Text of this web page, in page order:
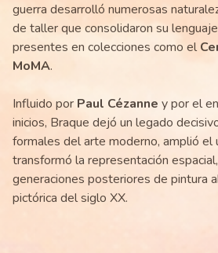
guerra desarrolló numerosas
de taller que consolidaron su
presentes en colecciones como el
MoMA.
Influido por Paul Cézanne y por el
inicios, Braque dejó un legado
formales del arte moderno, amplió el
transformó la representación
generaciones posteriores de pintura
pictórica del siglo XX.